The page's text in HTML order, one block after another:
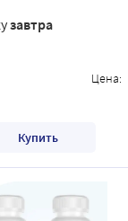
завтра
Цена:
Купить